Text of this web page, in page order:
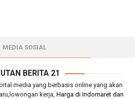
MEDIA SOSIAL
BERITA 21
media yang berbasis online yang akan
kerja, Harga di Indomaret dan